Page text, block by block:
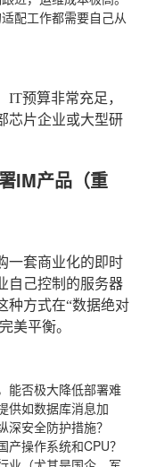
配工作都需要自己从
预算非常充足，
芯片企业或大型研
IM产品（重
一套商业化的即时
自己控制的服务器
种方式在“数据绝对
美平衡。
能否极大降低部署难
供如数据库消息加
安全防护措施？
产操作系统和CPU？